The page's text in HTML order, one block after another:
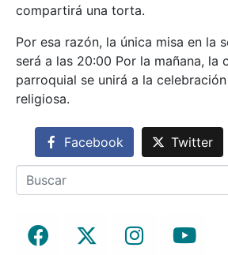
compartirá una torta.
Por esa razón, la única misa en la
será a las 20:00 Por la mañana, la
parroquial se unirá a la
religiosa.
Facebook Twitter